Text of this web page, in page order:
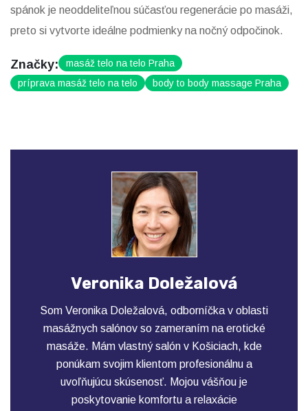
spánok je neoddeliteľnou súčasťou regenerácie po masáži,
preto si vytvorte ideálne podmienky na nočný odpočinok.
Značky:
masáž telo na telo Praha
príprava masáž telo na telo
body to body massage Praha
Veronika Doležalová
Som Veronika Doležalová, odborníčka v oblasti
masážnych salónov so zameraním na erotické
masáže. Mám vlastný salón v Košiciach, kde
ponúkam svojim klientom profesionálnu a
uvoľňujúcu skúsenosť. Mojou vášňou je
poskytovanie komfortu a relaxácie